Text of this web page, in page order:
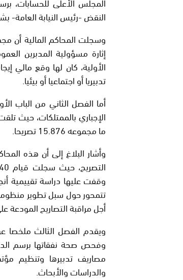
النقض -رئيس النيابة العامة-
وسجلت المحاكم المالية أن
إثارة مسؤولية المدبرين
تدبيريا أو اجتماعيا أو بيئيا.
أما الفصل الثاني من الباب
ما مجموعه 15.876 تصريحا.
وأشار البلاغ إلى أن هذه
وقفت عليها دراسة تقييمية
تتمحور حول سبل تطوير منظومة
أجل مراقبة التصاريح
ويقدم الفصل الثالث ملخصا
مصاريف تدبيرها وتنظيم
والدراسات والأبحاث.